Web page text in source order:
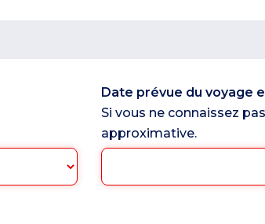
Date prévue du voyage
Si vous ne connaissez
approximative.